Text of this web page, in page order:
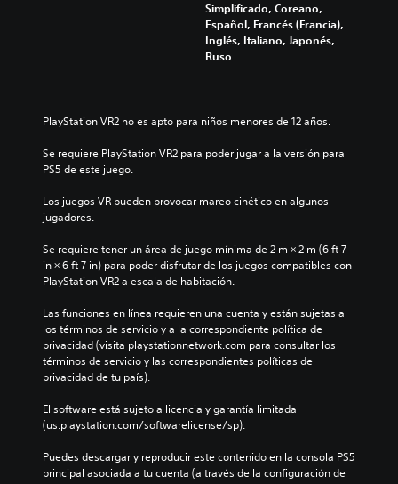
Simplificado, Coreano,
Español, Francés (Francia),
Inglés, Italiano, Japonés,
Ruso
PlayStation VR2 no es apto para niños menores de 12 años.
Se requiere PlayStation VR2 para poder jugar a la versión para
PS5 de este juego.
Los juegos VR pueden provocar mareo cinético en algunos
jugadores.
Se requiere tener un área de juego mínima de 2 m × 2 m (6 ft 7
in × 6 ft 7 in) para poder disfrutar de los juegos compatibles con
PlayStation VR2 a escala de habitación.
Las funciones en línea requieren una cuenta y están sujetas a
los términos de servicio y a la correspondiente política de
privacidad (visita playstationnetwork.com para consultar los
términos de servicio y las correspondientes políticas de
privacidad de tu país).
El software está sujeto a licencia y garantía limitada
(us.playstation.com/softwarelicense/sp).
Puedes descargar y reproducir este contenido en la consola PS5
principal asociada a tu cuenta (a través de la configuración de